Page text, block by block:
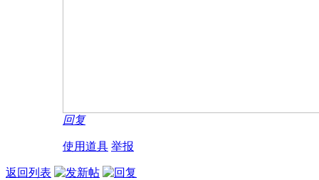
回复
使用道具 举报
返回列表